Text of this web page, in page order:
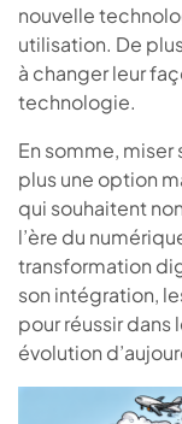
nouvelle
utilisation. De
à changer leur
technologie.
En somme, miser
plus une option
qui souhaitent
l’ère du
transformation
son intégration,
pour réussir
évolution